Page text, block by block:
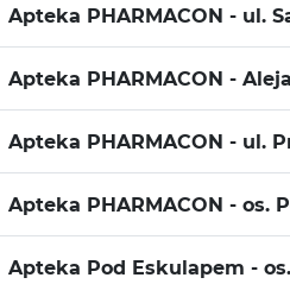
Apteka PHARMACON - ul.
Apteka PHARMACON -
Apteka PHARMACON - ul.
Apteka PHARMACON - os.
Apteka Pod Eskulapem -